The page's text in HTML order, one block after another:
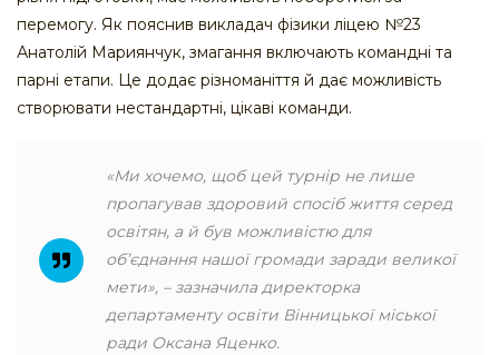
перемогу. Як пояснив викладач фізики ліцею №23
Анатолій Мариянчук, змагання включають командні та
парні етапи. Це додає різноманіття й дає можливість
створювати нестандартні, цікаві команди.
«Ми хочемо, щоб цей турнір не лише
пропагував здоровий спосіб життя серед
освітян, а й був можливістю для
об’єднання нашої громади заради великої
мети», – зазначила директорка
департаменту освіти Вінницької міської
ради Оксана Яценко.